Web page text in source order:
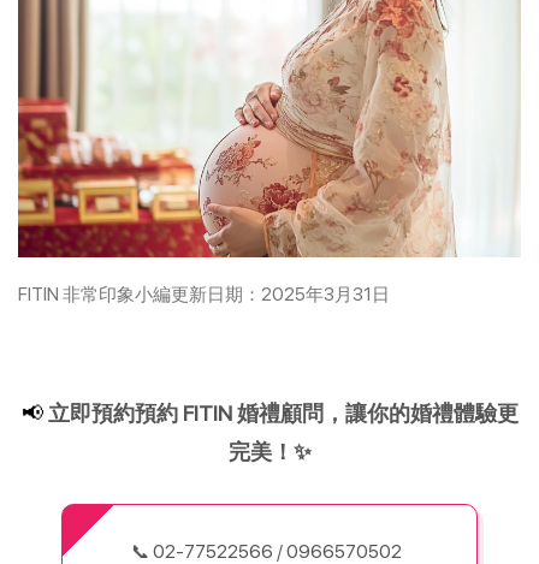
FITIN 非常印象小編更新日期 ：2025年3月31日
📢 立即預約預約 FITIN 婚禮顧問，讓你的婚禮體驗更
完美！✨
📞 02-77522566 / 0966570502